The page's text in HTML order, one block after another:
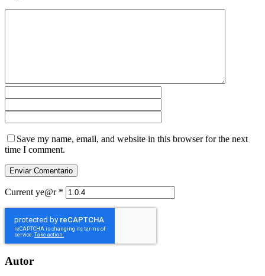
Save my name, email, and website in this browser for the next
time I comment.
Current ye@r *
Autor